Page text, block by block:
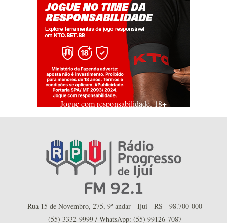
Jogue com responsabilidade. 18+
Rua 15 de Novembro, 275, 9º andar - Ijuí - RS - 98.700-000
(55) 3332-9999 / WhatsApp: (55) 99126-7087